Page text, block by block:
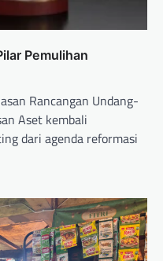
Pemulihan
Rancangan Undang-
Aset kembali
dari agenda reformasi